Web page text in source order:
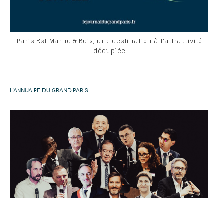
Paris Est Marne & Bois, une destination à l’attractivité
décuplée
L’ANNUAIRE DU GRAND PARIS